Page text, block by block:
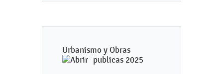
Urbanismo y Obras
publicas 2025